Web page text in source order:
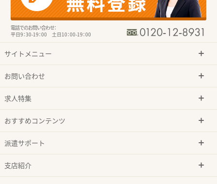
電話でのお問い合わせ：
平日9：30-19：00 土日10：00-19：00
サイトメニュー
お問い合わせ
求人特集
おすすめコンテンツ
派遣サポート
支店紹介